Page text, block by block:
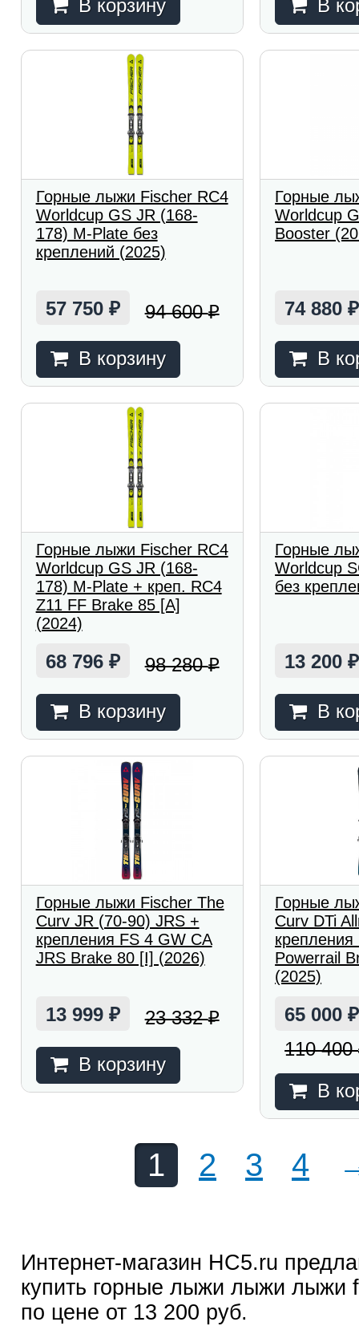
В корзину В
Горные лыжи Fischer RC4
Worldcup GS JR (168-
178) M-Plate без
креплений (2025)
57 750 ₽ 94 600₽
В корзину
Горные
Worldcup
Booster
74 880₽
В
Горные лыжи Fischer RC4
Worldcup GS JR (168-
178) M-Plate + креп. RC4
Z11 FF Brake 85 [A]
(2024)
68 796 ₽ 98 280₽
В корзину
Горные
Worldcup
без
13 200₽
В
Горные лыжи Fischer The
Curv JR (70-90) JRS +
крепления FS 4 GW CA
JRS Brake 80 [I] (2026)
13 999 ₽ 23 332₽
В корзину
Горные
Curv DTi
Powerrail
(2025)
65 000₽
110 400
В
1 2 3 4
Интернет-магазин HC5.ru
купить горные лыжи лыжи лыжи
по цене от 13 200 руб.